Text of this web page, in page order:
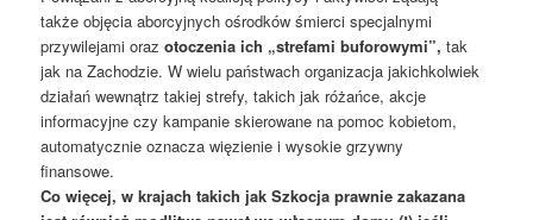
także objęcia aborcyjnych ośrodków śmierci specjalnymi
przywilejami orazotoczenia ich „strefami buforowymi”, tak
jak na Zachodzie. W wielu państwach organizacja jakichkolwiek
działań wewnątrz takiej strefy, takich jak różańce, akcje
informacyjne czy kampanie skierowane na pomoc kobietom,
automatycznie oznacza więzienie i wysokie grzywny
finansowe.
Co więcej, w krajach takich jak Szkocja prawnie zakazana